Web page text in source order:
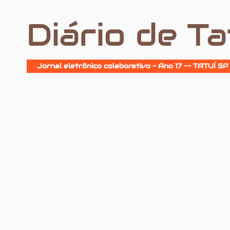
Diário de
Jornal eletrônico colaborativo - Ano 17 -- TATUÍ SP